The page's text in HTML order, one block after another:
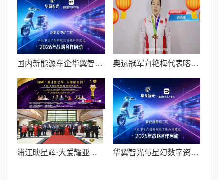
国内新能源车企华翼智光与星幻数字资产平台达成战略合作 奥运冠军向艳梅代表喀什山西商会向全球晋商送马年祝福诚邀投资喀什
浦江映星辉·大爱耀亚洲——第七届洛杉矶亚洲电影节暨上海之光金钻奖颁奖盛典圆满举办 华翼智光与星幻数字资产平台达成战略合作 以数字资产创新赋能实体品牌建设